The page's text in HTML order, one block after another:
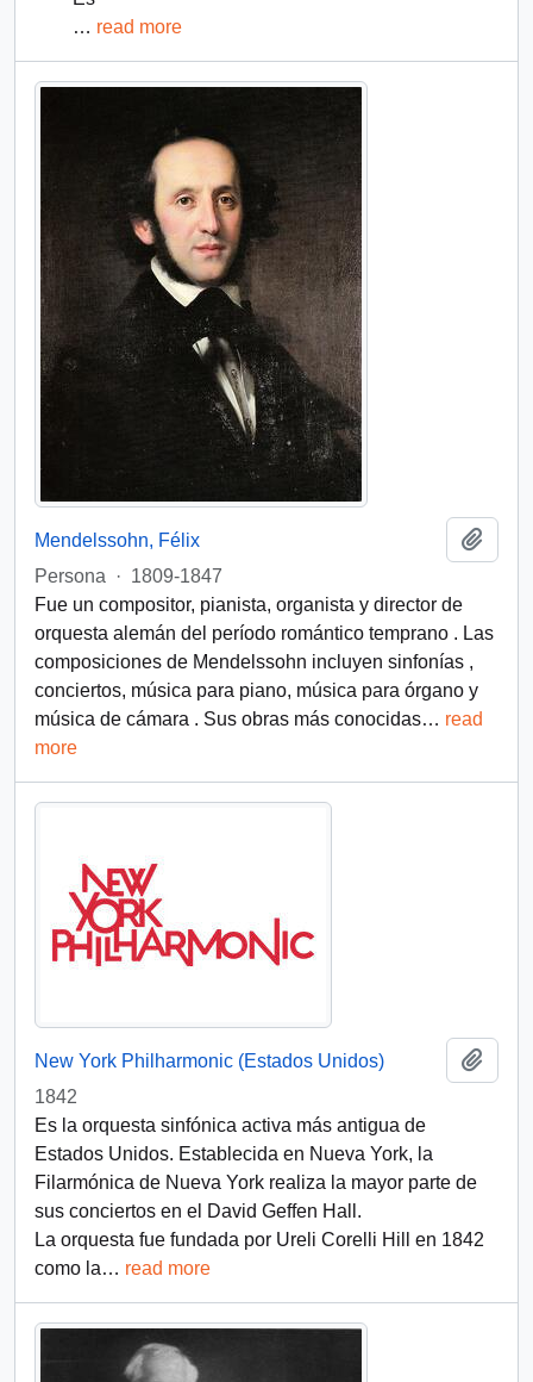
… read more
Mendelssohn, Félix
Persona
· 1809-1847
Fue un compositor, pianista, organista y director de
orquesta alemán del período romántico temprano . Las
composiciones de Mendelssohn incluyen sinfonías ,
conciertos, música para piano, música para órgano y
música de cámara . Sus obras más conocidas… read
more
New York Philharmonic (Estados Unidos)
1842
Es la orquesta sinfónica activa más antigua de
Estados Unidos. Establecida en Nueva York, la
Filarmónica de Nueva York realiza la mayor parte de
sus conciertos en el David Geffen Hall.
La orquesta fue fundada por Ureli Corelli Hill en 1842
como la… read more